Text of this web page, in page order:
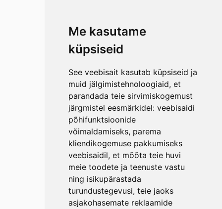
Me kasutame
küpsiseid
See veebisait kasutab küpsiseid ja
muid jälgimistehnoloogiaid, et
parandada teie sirvimiskogemust
järgmistel eesmärkidel: veebisaidi
põhifunktsioonide
võimaldamiseks, parema
kliendikogemuse pakkumiseks
veebisaidil, et mõõta teie huvi
meie toodete ja teenuste vastu
ning isikupärastada
turundustegevusi, teie jaoks
asjakohasemate reklaamide